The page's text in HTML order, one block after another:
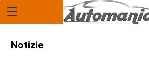
Home Page
☰
Notizie